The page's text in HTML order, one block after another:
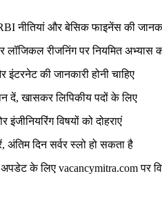
नीतियां और बेसिक फाइनेंस की
लॉजिकल रीजनिंग पर नियमित अभ्यास
की जानकारी होनी चाहिए
दें, खासकर लिपिकीय पदों के लिए
विषयों को दोहराएं
दिन सर्वर स्लो हो सकता है
के लिए vacancymitra.com पर